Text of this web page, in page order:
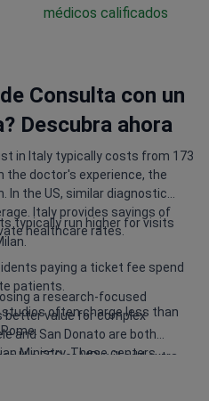
médicos calificados
Consulta con un
Descubra ahora
in Italy typically costs from 173
the doctor's experience, the
In the US, similar diagnostic
Italy provides savings of
healthcare rates.
typically run higher for visits
paying a ticket fee spend
patients.
often charge less than
like EEG or MRI will add extra
a research-focused
better value for complex
and San Donato are both
Ministry. These centers
and use modern protocols